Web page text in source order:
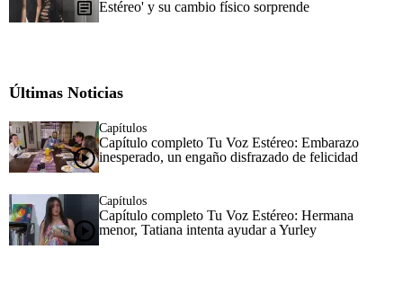
Estéreo' y su cambio físico sorprende
Últimas Noticias
Capítulos
Capítulo completo Tu Voz Estéreo: Embarazo
inesperado, un engaño disfrazado de felicidad
Capítulos
Capítulo completo Tu Voz Estéreo: Hermana
menor, Tatiana intenta ayudar a Yurley